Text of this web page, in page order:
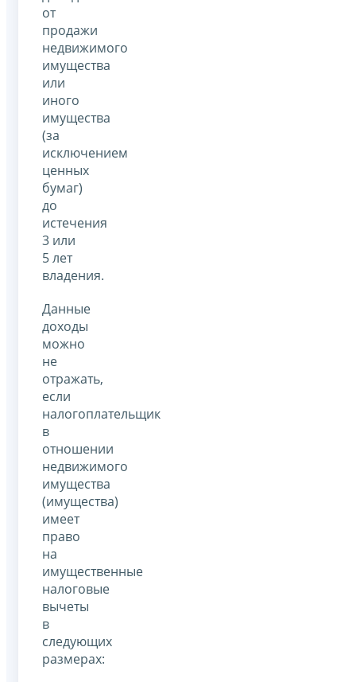
от
продажи
недвижимого
имущества
или
иного
имущества
(за
исключением
ценных
бумаг)
до
истечения
3 или
5 лет
владения.
Данные
доходы
можно
не
отражать,
если
налогоплательщик
в
отношении
недвижимого
имущества
(имущества)
имеет
право
на
имущественные
налоговые
вычеты
в
следующих
размерах: